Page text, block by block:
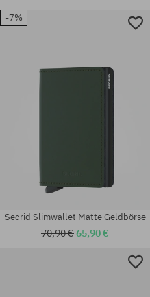
-7%
Secrid Slimwallet Matte Geldbörse
70,90 €65,90 €